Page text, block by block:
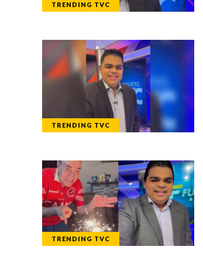
TRENDING TVC
TRENDING TVC
TRENDING TVC